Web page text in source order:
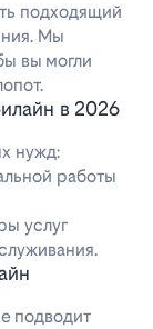
подходящий
Мы
вы могли
в 2026
нужд:
работы
услуг
подводит